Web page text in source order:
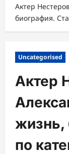
Актер
биография.
Uncategorised
Актер
жизнь,
по